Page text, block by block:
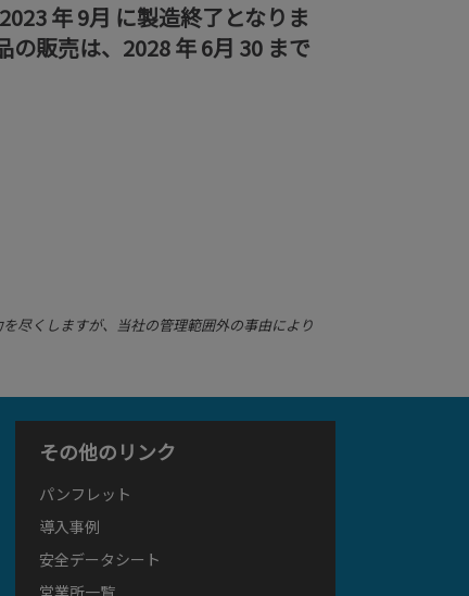
年 9月 に製造終了となりま
販売は、2028 年 6月 30 まで
尽くしますが、当社の管理範囲外の事由により
その他のリンク
パンフレット
導入事例
安全データシート